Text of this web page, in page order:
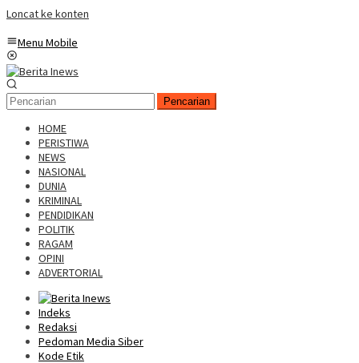
Loncat ke konten
Menu Mobile
Pencarian
HOME
PERISTIWA
NEWS
NASIONAL
DUNIA
KRIMINAL
PENDIDIKAN
POLITIK
RAGAM
OPINI
ADVERTORIAL
Indeks
Redaksi
Pedoman Media Siber
Kode Etik